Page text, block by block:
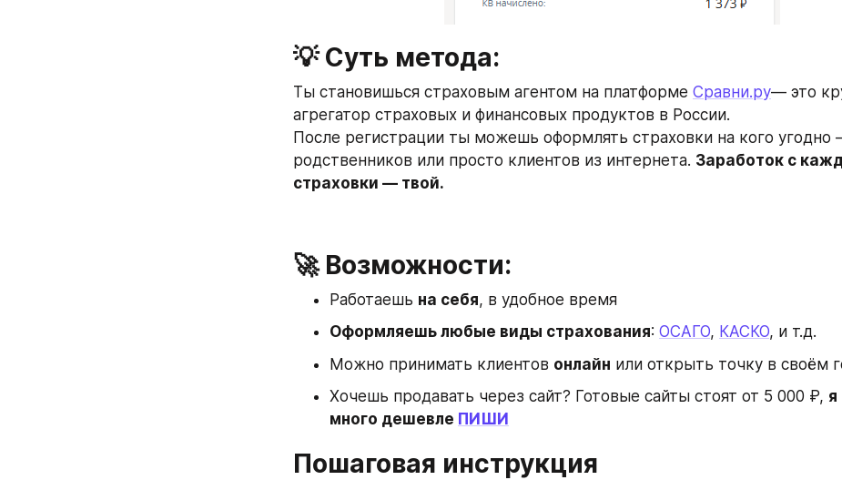
💡 Суть метода:
Ты становишься страховым агентом на платформе Сравни.ру— это
агрегатор страховых и финансовых продуктов в России.
После регистрации ты можешь оформлять страховки на кого угодно
родственников или просто клиентов из интернета. Заработок с
страховки — твой.
🚀 Возможности:
Работаешь на себя, в удобное время
Оформляешь любые виды страхования: ОСАГО, КАСКО, и т.д.
Можно принимать клиентов онлайн или открыть точку в своём
Хочешь продавать через сайт? Готовые сайты стоят от 5 000 ₽, я
много дешевле ПИШИ
Пошаговая инструкция